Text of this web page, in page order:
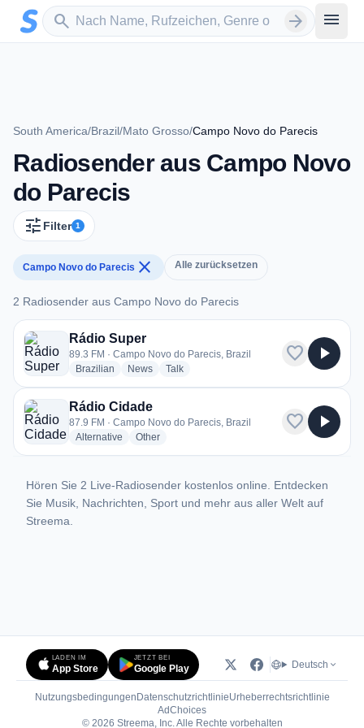
Zum Hauptinhalt springen
search
Sender suchen arrow_forward menu
South America/Brazil/Mato Grosso/Campo Novo do Parecis
Radiosender aus Campo Novo
do Parecis
tune Filter 1
Campo Novo do Parecis close Alle zurücksetzen
2 Radiosender aus Campo Novo do Parecis
2 Radiosender aus Campo Novo do Parecis
Rádio Super
89.3 FM · Campo Novo do Parecis, Brazil
Brazilian radio stations
Newsradio stations
Talkradio stations
favorite play_arrow
Rádio Cidade
87.9 FM · Campo Novo do Parecis, Brazil
Alternative radio stations
Otherradio stations
favorite play_arrow
Hören Sie 2 Live-Radiosender kostenlos online. Entdecken
Sie Musik, Nachrichten, Sport und mehr aus aller Welt auf
Streema.
LADEN IM
App Store
JETZT BEI
Google Play Deutsch
Nutzungsbedingungen DatenschutzrichtlinieUrheberrechtsrichtlinie
AdChoices(öffnet in neuem Tab)
© 2026 Streema, Inc. Alle Rechte vorbehalten